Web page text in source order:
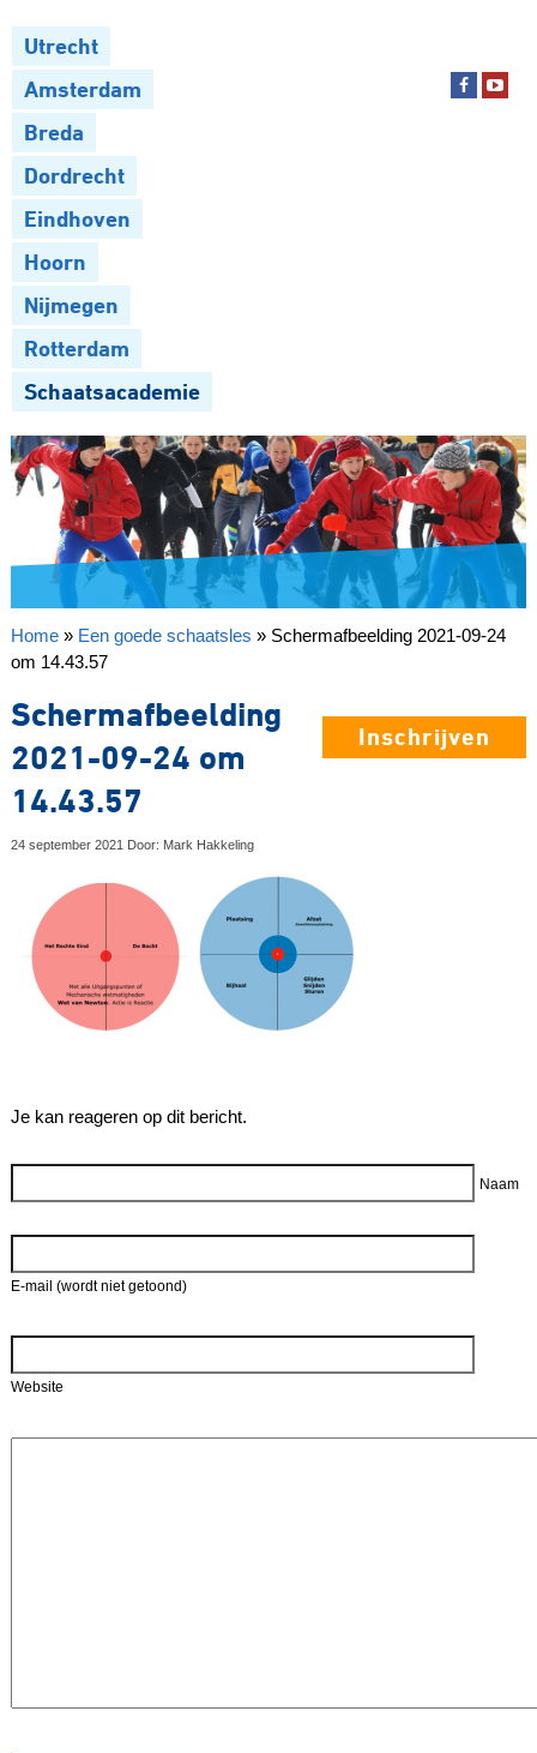
Utrecht
Amsterdam
Breda
Dordrecht
Eindhoven
Hoorn
Nijmegen
Rotterdam
Schaatsacademie
Home» Een goede schaatsles » Schermafbeelding 2021-09-24
om 14.43.57
Inschrijven
Schermafbeelding
2021-09-24 om
14.43.57
24 september 2021 Door: Mark Hakkeling
Je kan reageren op dit bericht.
Naam
E-mail (wordt niet getoond)
Website